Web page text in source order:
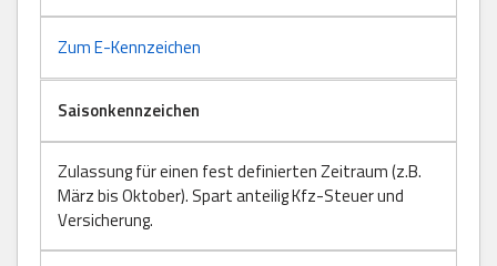
Zum E-Kennzeichen
Saisonkennzeichen
Zulassung für einen fest definierten Zeitraum (z.B.
März bis Oktober). Spart anteilig Kfz-Steuer und
Versicherung.